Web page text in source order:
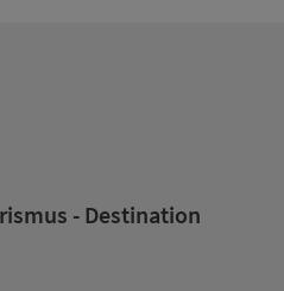
- Destination